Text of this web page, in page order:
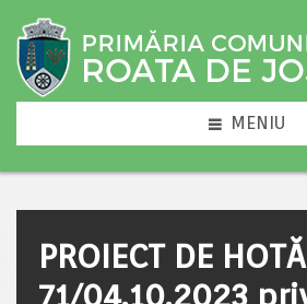
MENIU
PROIECT DE
71/04.10.2023